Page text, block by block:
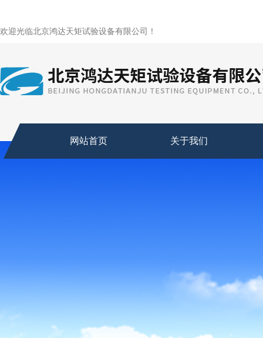
欢迎光临北京鸿达天矩试验设备有限公司！
网站首页 关于我们